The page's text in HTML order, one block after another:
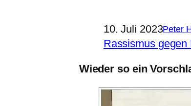
10. Juli 2023Peter
Rassismus gegen
Wieder so ein